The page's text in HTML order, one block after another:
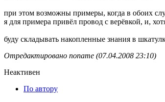
при этом возможны примеры, когда в обоих
я для примера привёл провод с верёвкой, и,
буду складывать накопленные знания в
Отредактировано noname (07.04.2008 23:10)
Неактивен
По автору